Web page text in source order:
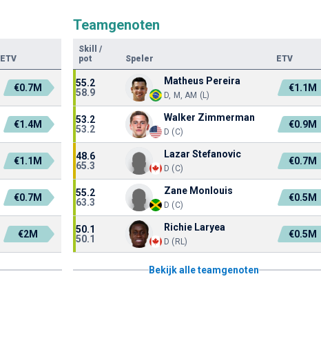
ETV
€0.7M
€1.4M
€1.1M
€0.7M
€2M
Teamgenoten
Skill
/
pot
Speler ETV
55.2
58.9
Matheus Pereira
D, M, AM (L)
€1.1M
53.2
53.2
Walker Zimmerman
D (C)
€0.9M
48.6
65.3
Lazar Stefanovic
D (C)
€0.7M
55.2
63.3
Zane Monlouis
D (C)
€0.5M
50.1
50.1
Richie Laryea
D (RL)
€0.5M
Bekijk alle teamgenoten